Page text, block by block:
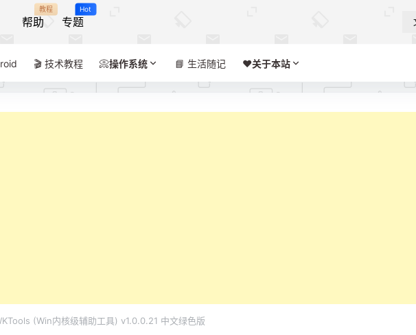
帮助
教程
专题
Hot
🎬 技术教程 📀操作系统 📘 生活随记 ❤️‍关于本站
(Win内核级辅助工具) v1.0.0.21 中文绿色版